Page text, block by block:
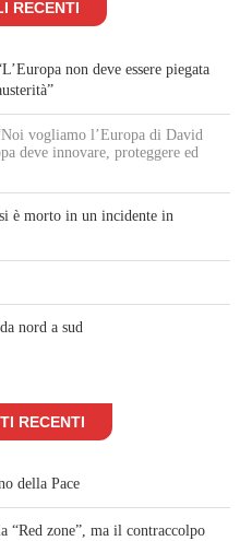
RECENTI
non deve essere piegata
vogliamo l’Europa di David
deve innovare, proteggere ed
è morto in un incidente in
nord a sud
RECENTI
della Pace
“Red zone”, ma il contraccolpo